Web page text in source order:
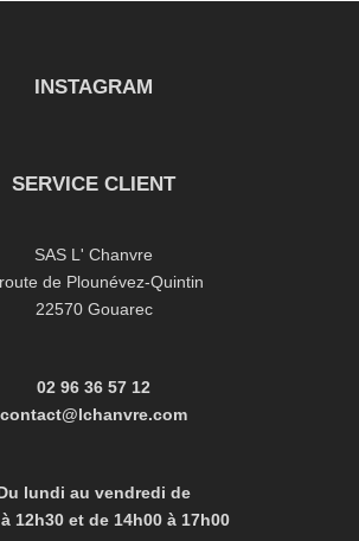
INSTAGRAM
SERVICE CLIENT
SAS L' Chanvre
de Plounévez-Quintin
22570 Gouarec
02 96 36 57 12
contact@lchanvre.com
lundi au vendredi de
12h30 et de 14h00 à 17h00